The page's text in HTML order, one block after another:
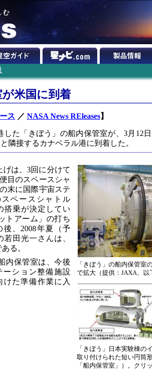
が米国に到着
ス ／ NASA News REleases】
た「きぼう」の船内保管室が、3月12
隣接するカナベラル港に到着した。
「きぼう」の船内保管室
で拡大（提供：JAXA、以
「きぼう」日本実験棟の
取り付けられた短い円筒
「船内保管室」）。クリ
は、3回に分けて
目のスペースシャ
末に国際宇宙ステ
ペースシャトル
搭乗が決定してい
トアーム」の打ち
後、2008年夏（予
田光一さんは、
る。
内保管室は、今後
ション整備施設
けた準備作業に入